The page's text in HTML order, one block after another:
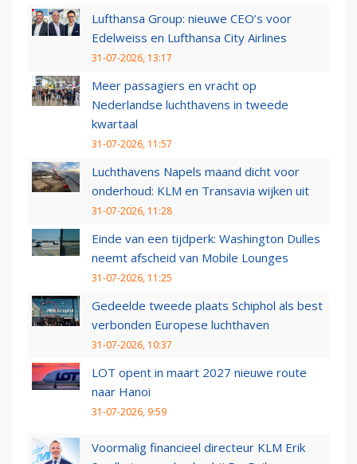
Lufthansa Group: nieuwe CEO’s voor
Edelweiss en Lufthansa City Airlines
31-07-2026, 13:17
Meer passagiers en vracht op
Nederlandse luchthavens in tweede
kwartaal
31-07-2026, 11:57
Luchthavens Napels maand dicht voor
onderhoud: KLM en Transavia wijken uit
31-07-2026, 11:28
Einde van een tijdperk: Washington Dulles
neemt afscheid van Mobile Lounges
31-07-2026, 11:25
Gedeelde tweede plaats Schiphol als best
verbonden Europese luchthaven
31-07-2026, 10:37
LOT opent in maart 2027 nieuwe route
naar Hanoi
31-07-2026, 9:59
Voormalig financieel directeur KLM Erik